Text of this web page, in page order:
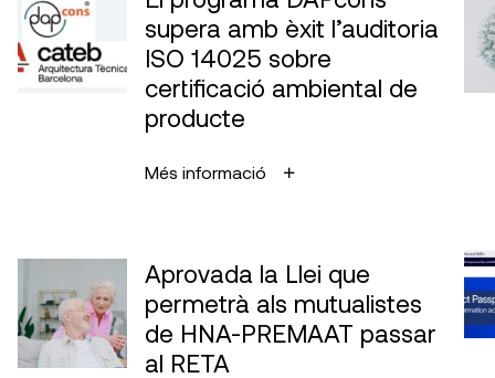
supera amb èxit l’auditoria
ISO 14025 sobre
certificació ambiental de
producte
Més informació
Aprovada la Llei que
permetrà als mutualistes
de HNA-PREMAAT passar
al RETA